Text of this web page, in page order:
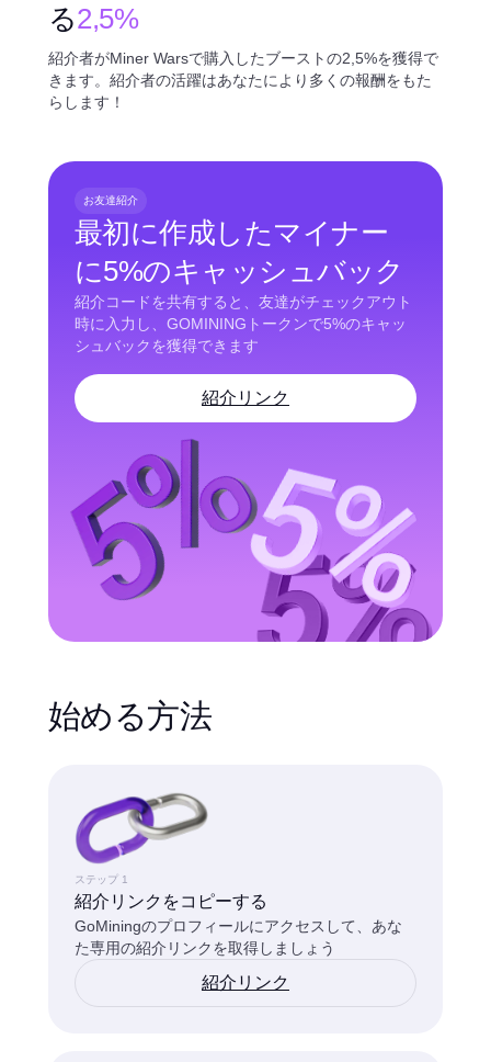
る2,5%
紹介者がMiner Warsで購入したブーストの2,5%を獲得で
きます。紹介者の活躍はあなたにより多くの報酬をもた
らします！
お友達紹介
最初に作成したマイナー
に5%のキャッシュバック
紹介コードを共有すると、友達がチェックアウト
時に入力し、GOMININGトークンで5%のキャッ
シュバックを獲得できます
紹介リンク
始める方法
ステップ 1
紹介リンクをコピーする
GoMiningのプロフィールにアクセスして、あな
た専用の紹介リンクを取得しましょう
紹介リンク